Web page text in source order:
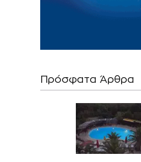
Πρόσφατα Άρθρα